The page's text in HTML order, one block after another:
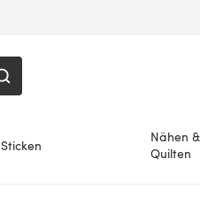
Sticken
Nähen &
Quilten